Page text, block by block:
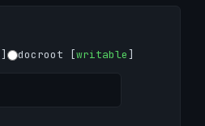
] docroot [writable]